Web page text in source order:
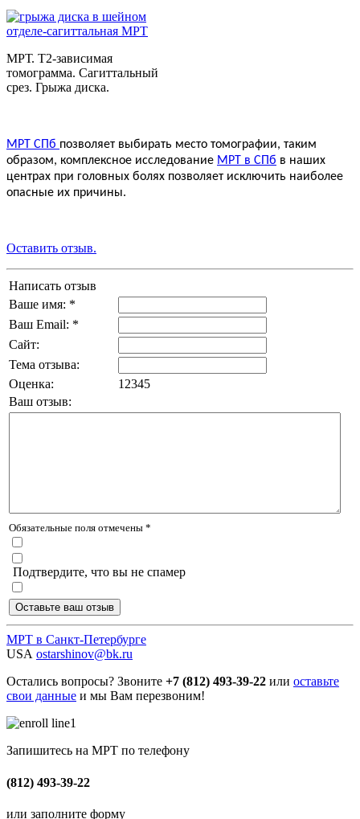
МРТ. Т2-зависимая
томограмма. Сагиттальный
срез. Грыжа диска.
МРТ СПб позволяет выбирать место томографии, таким
образом, комплексное исследование МРТ в СПб в наших
центрах при головных болях позволяет исключить наиболее
опасные их причины.
Оставить отзыв.
Написать отзыв
Ваше имя: *
Ваш Email: *
Сайт:
Тема отзыва:
Оценка:
1 2345
Ваш отзыв:
Обязательные поля отмечены *
Подтвердите, что вы не спамер
МРТ в Санкт-Петербурге
USA ostarshinov@bk.ru
Остались вопросы? Звоните +7 (812) 493-39-22 или оставьте
свои данные и мы Вам перезвоним!
Запишитесь на МРТ по телефону
(812) 493-39-22
или заполните форму